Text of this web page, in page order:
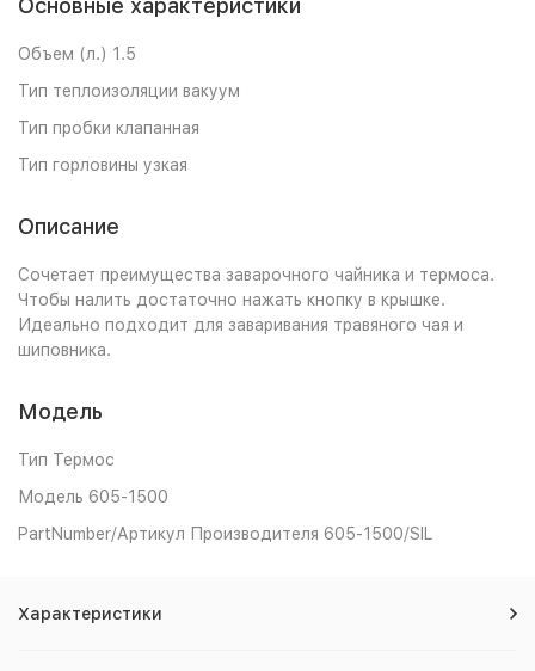
Основные характеристики
Объем (л.) 1.5
Тип теплоизоляции вакуум
Тип пробки клапанная
Тип горловины узкая
Описание
Сочетает преимущества заварочного чайника и термоса.
Чтобы налить достаточно нажать кнопку в крышке.
Идеально подходит для заваривания травяного чая и
шиповника.
Модель
Тип Термос
Модель 605-1500
PartNumber/Артикул Производителя 605-1500/SIL
Характеристики